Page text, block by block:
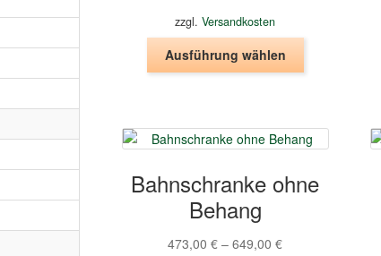
zzgl.Versandkosten
Ausführung wählen
Varianten
auf.
Optionen
Bahnschranke ohne
Behang
473,00€ –649,00€